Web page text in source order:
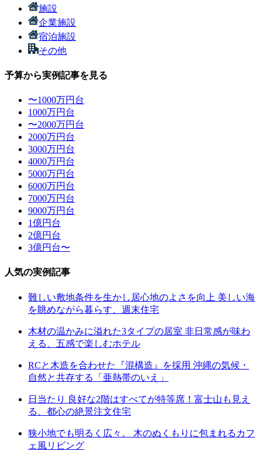
施設
企業施設
宿泊施設
その他
予算から実例記事を見る
〜1000万円台
1000万円台
〜2000万円台
2000万円台
3000万円台
4000万円台
5000万円台
6000万円台
7000万円台
9000万円台
1億円台
2億円台
3億円台〜
人気の実例記事
難しい敷地条件を生かし居心地のよさを向上 美しい海
を眺めながら暮らす、週末住宅
木材の温かみに溢れた3タイプの居室 非日常感が味わ
える、五感で楽しむホテル
RCと木造を合わせた『混構造』を採用 沖縄の気候・
自然と共存する「亜熱帯のいえ」
日当たり 良好な2階はすべてが特等席！富士山も見え
る、都心の絶景注文住宅
狭小地でも明るく広々。 木のぬくもりに包まれるカフ
ェ風リビング